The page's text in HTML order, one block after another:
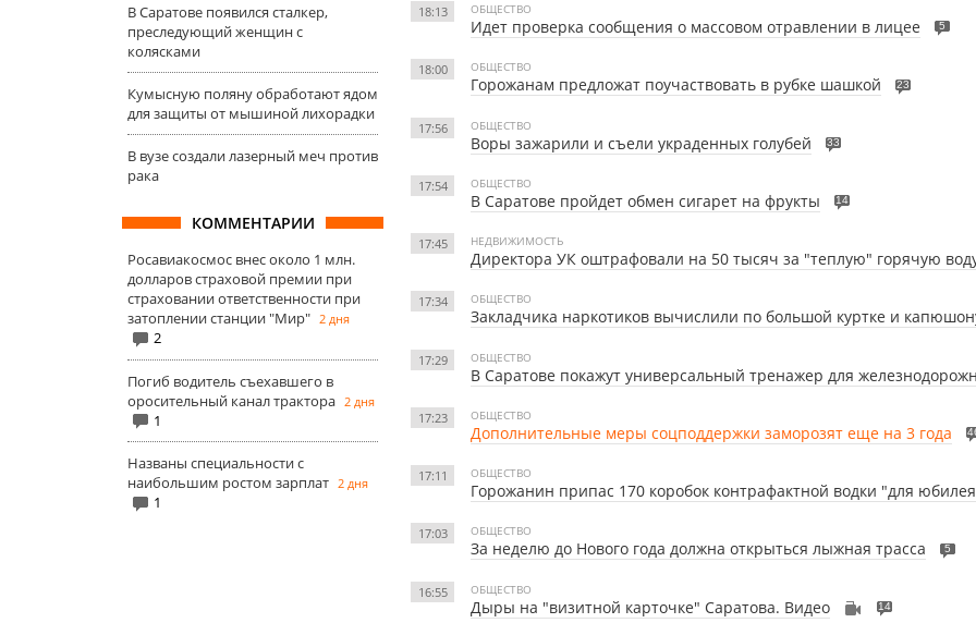
В Саратове появился сталкер,
преследующий женщин с
колясками
Кумысную поляну обработают ядом
для защиты от мышиной лихорадки
В вузе создали лазерный меч против
рака
КОММЕНТАРИИ
Росавиакосмос внес около 1 млн.
долларов страховой премии при
страховании ответственности при
затоплении станции "Мир" 2 дня
2
Погиб водитель съехавшего в
оросительный канал трактора 2 дня
1
Названы специальности с
наибольшим ростом зарплат 2 дня
1
18:13 ОБЩЕСТВО
Идет проверка сообщения о массовом отравлении в лицее 5
18:00 ОБЩЕСТВО
Горожанам предложат поучаствовать в рубке шашкой 23
17:56 ОБЩЕСТВО
Воры зажарили и съели украденных голубей 33
17:54 ОБЩЕСТВО
В Саратове пройдет обмен сигарет на фрукты 14
17:45 НЕДВИЖИМОСТЬ
Директора УК оштрафовали на 50 тысяч за "теплую" горячую
17:34 ОБЩЕСТВО
Закладчика наркотиков вычислили по большой куртке и
17:29 ОБЩЕСТВО
В Саратове покажут универсальный тренажер для
17:23 ОБЩЕСТВО
Дополнительные меры соцподдержки заморозят еще на 3 года
17:11 ОБЩЕСТВО
Горожанин припас 170 коробок контрафактной водки "для
17:03 ОБЩЕСТВО
За неделю до Нового года должна открыться лыжная трасса 5
16:55 ОБЩЕСТВО
Дыры на "визитной карточке" Саратова. Видео 14